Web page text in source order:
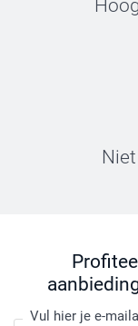
Vul hier je e-